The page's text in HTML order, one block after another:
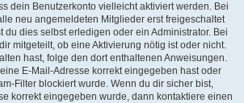
dein Benutzerkonto vielleicht aktiviert werden. Bei
neu angemeldeten Mitglieder erst freigeschaltet
du dies selbst erledigen oder ein Administrator. Bei
mitgeteilt, ob eine Aktivierung nötig ist oder nicht.
hast, folge den dort enthaltenen Anweisungen.
E-Mail-Adresse korrekt eingegeben hast oder
Filter blockiert wurde. Wenn du dir sicher bist,
korrekt eingegeben wurde, dann kontaktiere einen